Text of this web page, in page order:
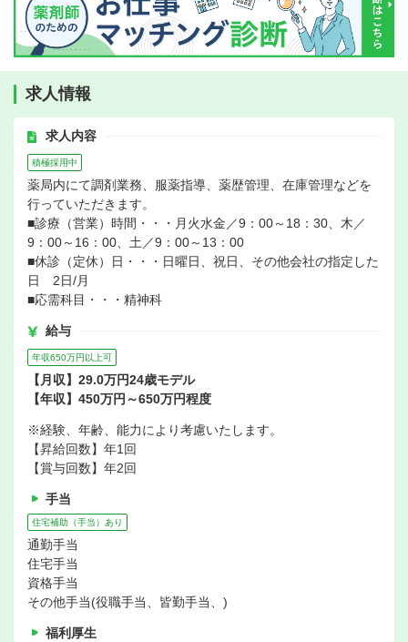
求人情報
求人内容
積極採用中
薬局内にて調剤業務、服薬指導、薬歴管理、在庫管理などを
行っていただきます。
■診療（営業）時間・・・月火水金／9：00～18：30、木／
9：00～16：00、土／9：00～13：00
■休診（定休）日・・・日曜日、祝日、その他会社の指定した
日 2日/月
■応需科目・・・精神科
給与
年収650万円以上可
【月収】29.0万円24歳モデル
【年収】450万円～650万円程度
※経験、年齢、能力により考慮いたします。
【昇給回数】年1回
【賞与回数】年2回
手当
住宅補助（手当）あり
通勤手当
住宅手当
資格手当
その他手当(役職手当、皆勤手当、)
福利厚生